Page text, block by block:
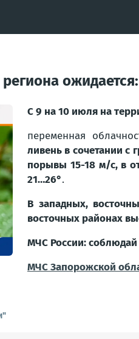
ожидается:
С 9 на 10 июля на
переменная
ливень в сочетании с
порывы 15-18 м/с, в
21…26°.
В западных,
восточных районах
МЧС России:
МЧС Запорожской